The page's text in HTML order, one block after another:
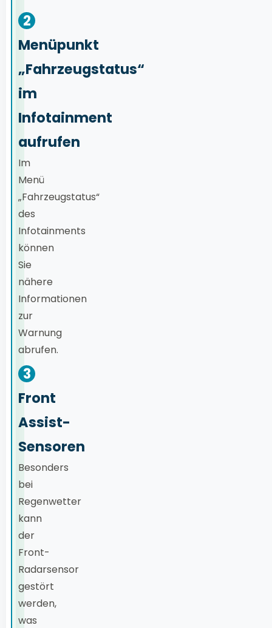
2
Menüpunkt
„Fahrzeugstatus“
im
Infotainment
aufrufen
Im
Menü
„Fahrzeugstatus“
des
Infotainments
können
Sie
nähere
Informationen
zur
Warnung
abrufen.
3
Front
Assist-
Sensoren
Besonders
bei
Regenwetter
kann
der
Front-
Radarsensor
gestört
werden,
was